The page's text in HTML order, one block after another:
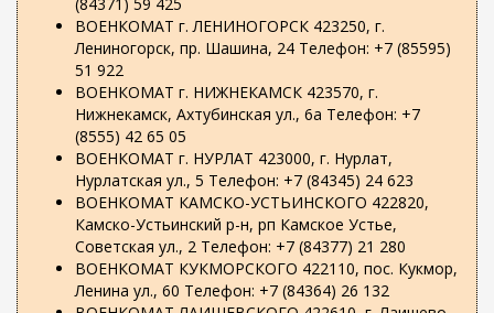
ВОЕНКОМАТ г. ЛЕНИНОГОРСК 423250, г.
Лениногорск, пр. Шашина, 24 Телефон: +7 (85595)
51 922
ВОЕНКОМАТ г. НИЖНЕКАМСК 423570, г.
Нижнекамск, Ахтубинская ул., 6а Телефон: +7
(8555) 42 65 05
ВОЕНКОМАТ г. НУРЛАТ 423000, г. Нурлат,
Нурлатская ул., 5 Телефон: +7 (84345) 24 623
ВОЕНКОМАТ КАМСКО-УСТЬИНСКОГО 422820,
Камско-Устьинский р-н, рп Камское Устье,
Советская ул., 2 Телефон: +7 (84377) 21 280
ВОЕНКОМАТ КУКМОРСКОГО 422110, пос. Кукмор,
Ленина ул., 60 Телефон: +7 (84364) 26 132